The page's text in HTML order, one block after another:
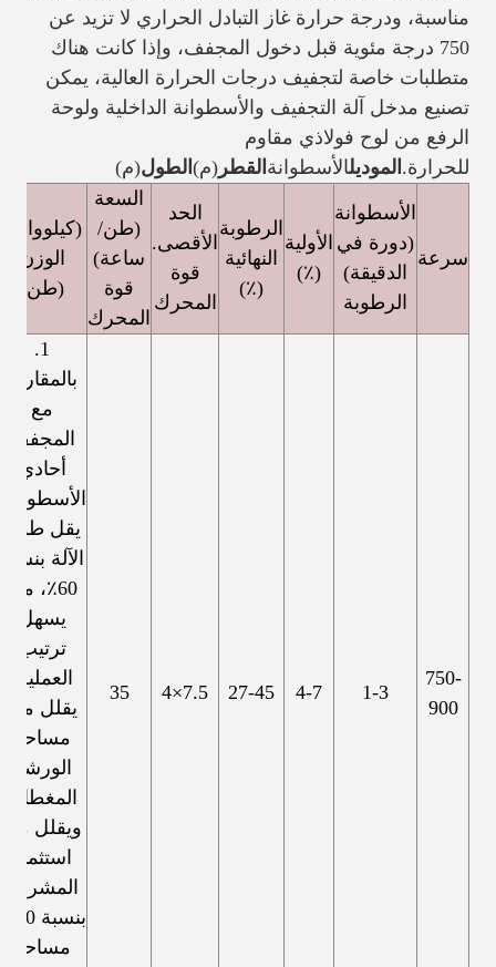
مناسبة، ودرجة حرارة غاز التبادل الحراري لا تزيد عن
750 درجة مئوية قبل دخول المجفف، وإذا كانت هناك
متطلبات خاصة لتجفيف درجات الحرارة العالية، يمكن
تصنيع مدخل آلة التجفيف والأسطوانة الداخلية ولوحة
الرفع من لوح فولاذي مقاوم
للحرارة. الموديلالأسطوانة القطر (م) الطول(م)
سرعة
الأسطوانة
(دورة في
الدقيقة)
الرطوبة
الأولية
(٪)
الرطوبة
النهائية
(٪)
الحد
الأقصى.
قوة
المحرك
السعة
(طن/
ساعة)
قوة
المحرك
(كيلوواط)
الوزن
(طن)
750-
900
1-3
4-7
27-45
7.5×4
35
1.
بالمقارنة
مع
المجفف
أحادي
يقل طول
الآلة بنسبة
60٪، مما
يسهل
ترتيب
العملية.
يقلل من
مساحة
الورشة
المغطاة،
ويقلل من
استثمار
المشروع
مساحة